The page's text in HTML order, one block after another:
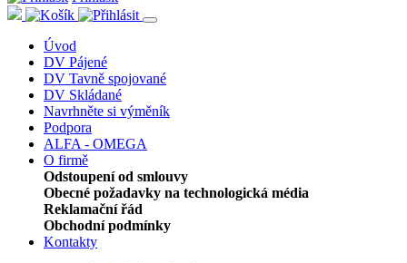
Úvod
DV Pájené
DV Tavně spojované
DV Skládané
Navrhněte si výměník
Podpora
ALFA - OMEGA
O firmě
Odstoupení od smlouvy
Obecné požadavky na technologická média
Reklamační řád
Obchodní podmínky
Kontakty